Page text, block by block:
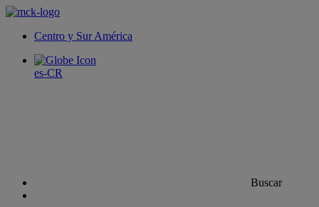
Centro y Sur América
es-CR
Buscar